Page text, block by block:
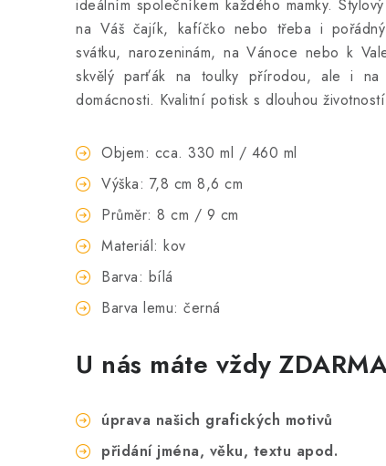
ideálním společníkem každého mamky.
na Váš čajík, kafíčko nebo třeba i
svátku, narozeninám, na Vánoce nebo k
skvělý parťák na toulky přírodou, ale i na
domácnosti. Kvalitní potisk s dlouhou
Objem: cca. 330 ml / 460 ml
Výška: 7,8 cm 8,6 cm
Průměr: 8 cm / 9 cm
Materiál: kov
Barva: bílá
Barva lemu: černá
U nás máte vždy
úprava našich grafických motivů
přidání jména, věku, textu apod.